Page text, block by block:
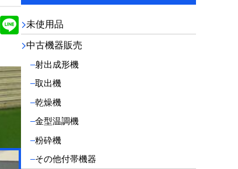
X Li
n
e
未使用品
中古機器販売
射出成形機
取出機
乾燥機
金型温調機
粉砕機
その他付帯機器